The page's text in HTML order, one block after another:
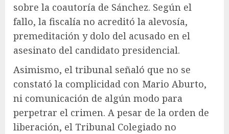
sobre la coautoría de Sánchez. Según el
fallo, la fiscalía no acreditó la alevosía,
premeditación y dolo del acusado en el
asesinato del candidato presidencial.
Asimismo, el tribunal señaló que no se
constató la complicidad con Mario Aburto,
ni comunicación de algún modo para
perpetrar el crimen. A pesar de la orden de
liberación, el Tribunal Colegiado no